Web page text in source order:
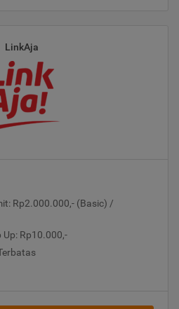
LinkAja
Rp2.000.000,- (Basic) /
Rp10.000,-